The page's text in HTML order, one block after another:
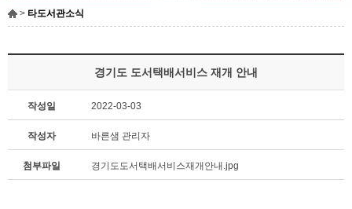
> 타도서관소식
경기도 도서택배서비스 재개 안내
작성일 2022-03-03
작성자 바른샘 관리자
첨부파일 경기도도서택배서비스재개안내.jpg